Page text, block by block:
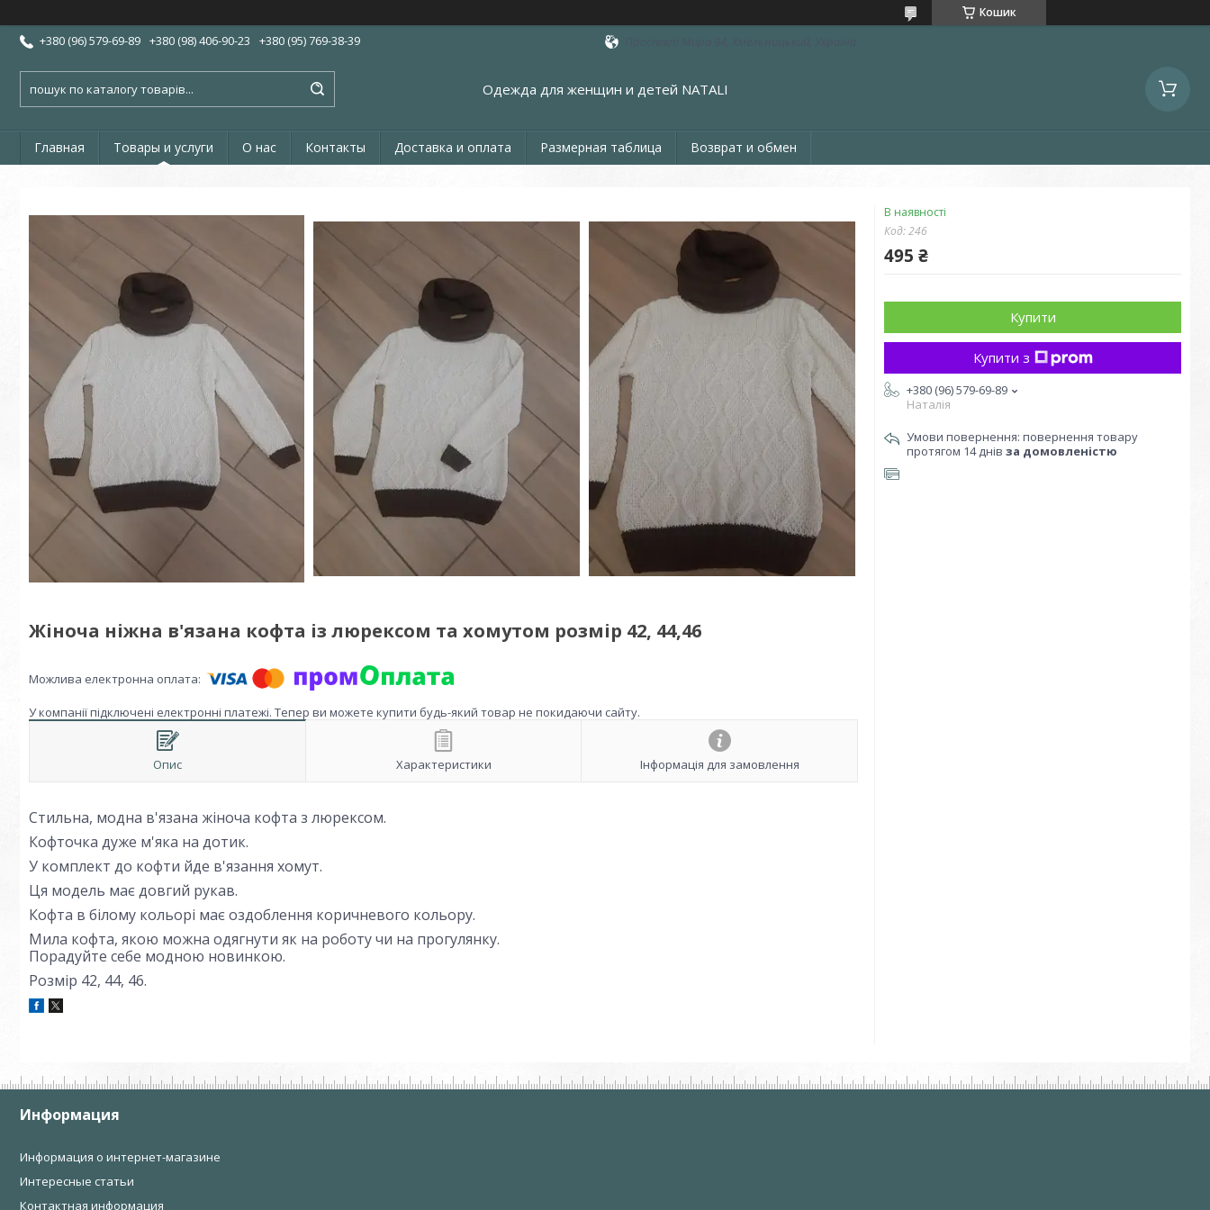
Кошик
+380 (96) 579-69-89 +380 (98) 406-90-23 +380 (95) 769-38-39
Одежда для женщин и детей NATALI
Главная Товары и услуги О нас Контакты Доставка и оплата Размерная таблица Возврат и обмен
Жіноча ніжна в'язана кофта із люрексом та хомутом розмір 42, 44,46
У компанії підключені електронні платежі. Тепер ви можете купити будь-який товар не покидаючи сайту.
Опис Характеристики Інформація для замовлення
Стильна, модна в'язана жіноча кофта з люрексом.
Кофточка дуже м'яка на дотик.
У комплект до кофти йде в'язання хомут.
Ця модель має довгий рукав.
Кофта в білому кольорі має оздоблення коричневого кольору.
Мила кофта, якою можна одягнути як на роботу чи на прогулянку.
Порадуйте себе модною новинкою.
Розмір 42, 44, 46.
В наявності
Код:246
495 ₴
Купити
Купити з
+380 (96) 579-69-89
Наталія
повернення товару
протягом 14 днів за домовленістю
Информация
Информация о интернет-магазине
Интересные статьи
Контактная информация